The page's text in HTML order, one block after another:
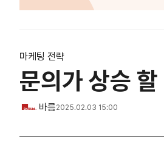
마케팅 전략
문의가 상승
바름2025.02.03 15:00